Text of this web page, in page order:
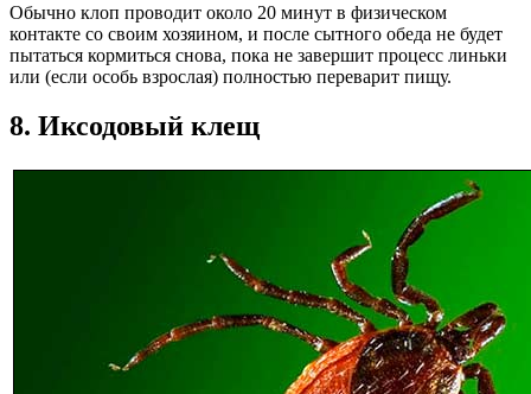
Обычно клоп проводит около 20 минут в физическом
контакте со своим хозяином, и после сытного обеда не будет
пытаться кормиться снова, пока не завершит процесс линьки
или (если особь взрослая) полностью переварит пищу.
8. Иксодовый клещ